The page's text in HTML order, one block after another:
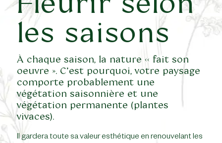
les saisons
À chaque saison, la nature ‹‹ fait son
oeuvre ». C’est pourquoi, votre paysage
comporte probablement une
végétation saisonnière et une
végétation permanente (plantes
vivaces).
Il gardera toute sa valeur esthétique en renouvelant les